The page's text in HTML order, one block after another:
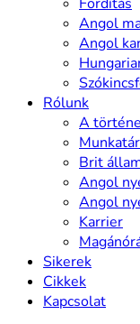
Angol
Angol
Rólunk
A
Brit
Angol
Angol
Karrier
Sikerek
Cikkek
Kapcsolat